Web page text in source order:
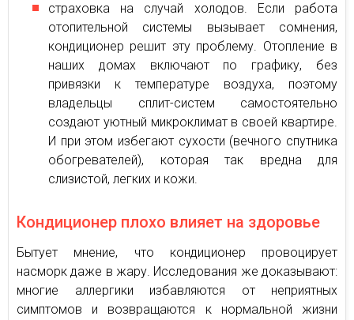
страховка на случай холодов. Если работа
отопительной системы вызывает сомнения,
кондиционер решит эту проблему. Отопление в
наших домах включают по графику, без
привязки к температуре воздуха, поэтому
владельцы сплит-систем самостоятельно
создают уютный микроклимат в своей квартире.
И при этом избегают сухости (вечного спутника
обогревателей), которая так вредна для
слизистой, легких и кожи.
Кондиционер плохо влияет на здоровье
Бытует мнение, что кондиционер провоцирует
насморк даже в жару. Исследования же доказывают:
многие аллергики избавляются от неприятных
симптомов и возвращаются к нормальной жизни